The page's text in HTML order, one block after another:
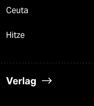
Ceuta
Hitze
Verlag